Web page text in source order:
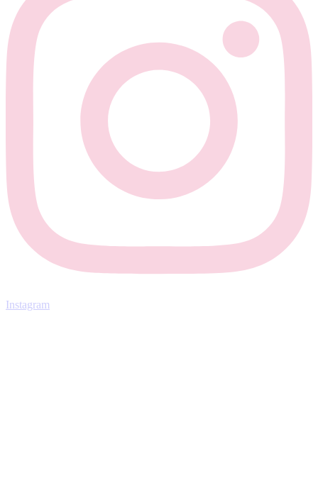
Instagram